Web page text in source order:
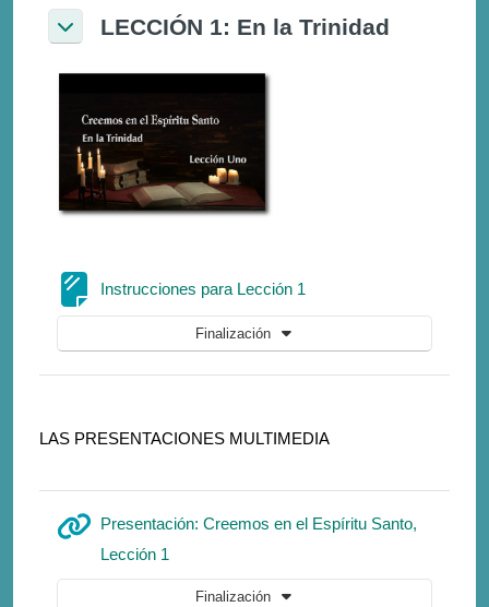
ColapsarLECCIÓN 1: En la Trinidad
Instrucciones para Lección 1
Finalización
LAS PRESENTACIONES MULTIMEDIA
Presentación: Creemos en el Espíritu Santo,
Lección 1
Finalización